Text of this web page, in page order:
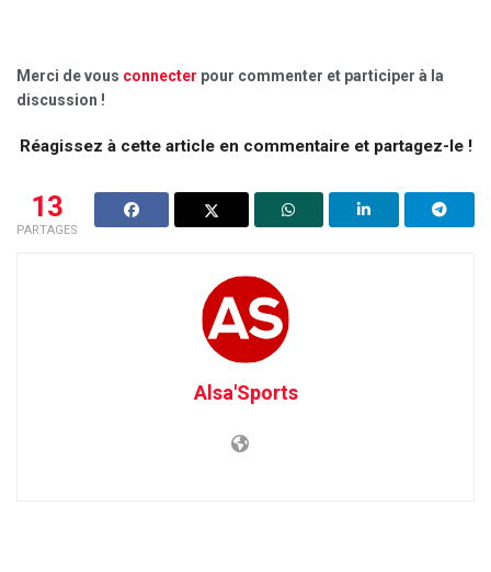
Merci de vous connecter pour commenter et participer à la
discussion !
Réagissez à cette article en commentaire et partagez-le !
13
PARTAGES
Alsa'Sports